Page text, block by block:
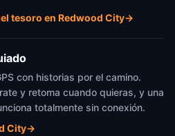
tesoro en Redwood City→
con historias por el camino.
y retoma cuando quieras, y una
totalmente sin conexión.
City→